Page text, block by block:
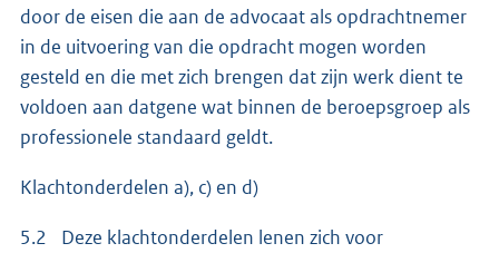
door de eisen die aan de advocaat als opdrachtnemer
in de uitvoering van die opdracht mogen worden
gesteld en die met zich brengen dat zijn werk dient te
voldoen aan datgene wat binnen de beroepsgroep als
professionele standaard geldt.
Klachtonderdelen a), c) en d)
5.2 Deze klachtonderdelen lenen zich voor